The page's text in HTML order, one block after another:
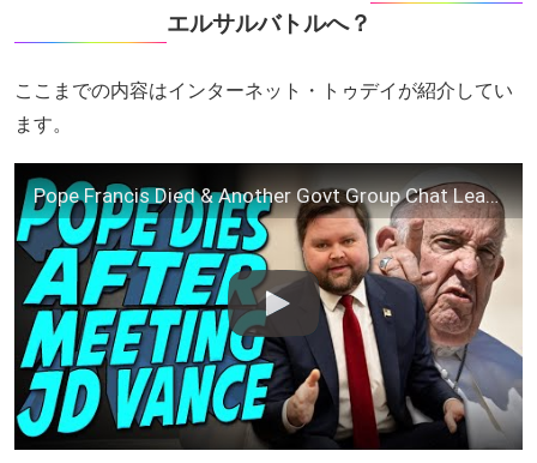
エルサルバトルへ？
ここまでの内容はインターネット・トゥデイが紹介してい
ます。
Pope Francis Died & Another Govt Group Chat Leaked?!